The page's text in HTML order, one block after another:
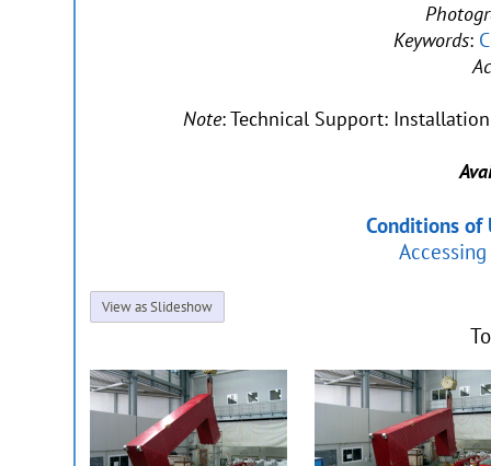
Keywords:
Note: Technical Support:
Conditions of
View as Slideshow